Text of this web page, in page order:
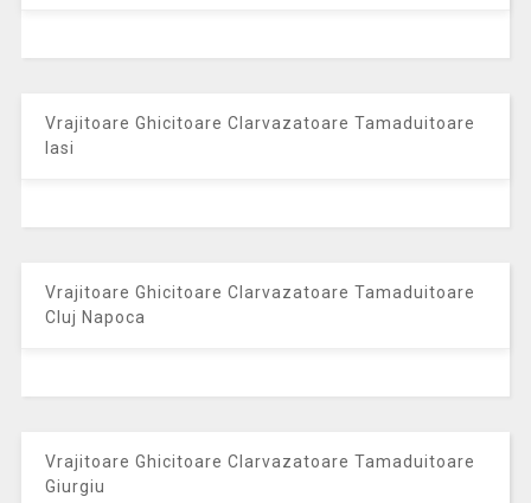
Vrajitoare Ghicitoare Clarvazatoare Tamaduitoare
Iasi
Vrajitoare Ghicitoare Clarvazatoare Tamaduitoare
Cluj Napoca
Vrajitoare Ghicitoare Clarvazatoare Tamaduitoare
Giurgiu